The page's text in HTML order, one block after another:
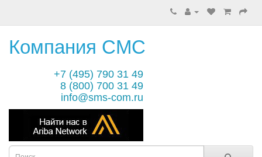
Компания СМС
+7 (495) 790 31 49
8 (800) 700 31 49
info@sms-com.ru